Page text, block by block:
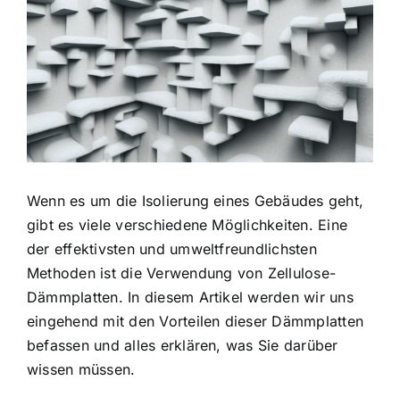
Wenn es um die Isolierung eines Gebäudes geht,
gibt es viele verschiedene Möglichkeiten. Eine
der effektivsten und umweltfreundlichsten
Methodenist die Verwendung von Zellulose-
Dämmplatten. In diesem Artikel werden wir uns
eingehend mit den Vorteilen dieser Dämmplatten
befassen und alles erklären, was Sie darüber
wissen müssen.